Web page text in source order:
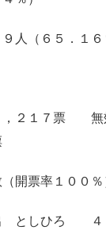
６５．１６
２１７票 無
開票率１００％
しひろ ４